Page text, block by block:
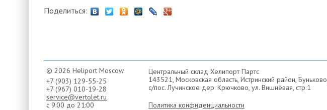
Поделиться:
© 2026 Heliport Moscow
+7 (903) 129-55-25
+7 (967) 010-19-28
service@vertolet.ru
с 9:00 до 21:00
Центральный склад Хелипорт Партс
143521, Московская область, Истринский район, Буньково,
с/пос. Лучинское дер. Крючково, ул. Вишнёвая, стр.1
Политика конфиденциальности